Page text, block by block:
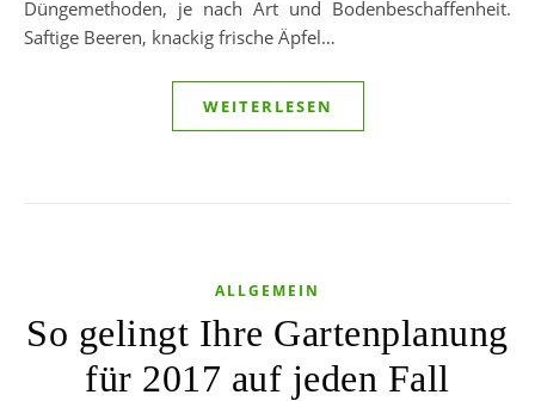
Düngemethoden, je nach Art und Bodenbeschaffenheit.
Saftige Beeren, knackig frische Äpfel…
WEITERLESEN
ALLGEMEIN
So gelingt Ihre Gartenplanung
für 2017 auf jeden Fall